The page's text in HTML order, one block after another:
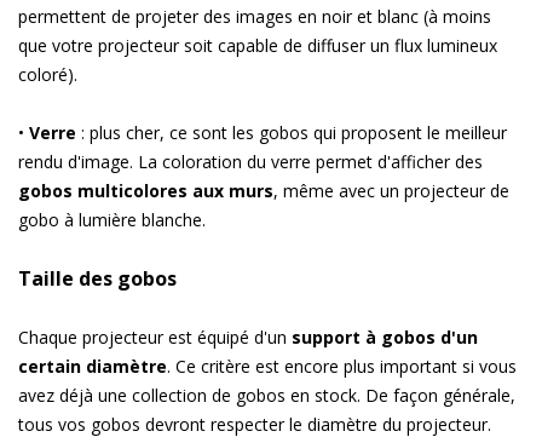
permettent de projeter des images en noir et blanc (à moins
que votre projecteur soit capable de diffuser un flux lumineux
coloré).
• Verre : plus cher, ce sont les gobos qui proposent le meilleur
rendu d'image. La coloration du verre permet d'afficher des
gobos multicolores aux murs, même avec un projecteur de
gobo à lumière blanche.
Taille des gobos
Chaque projecteur est équipé d'un support à gobos d'un
certain diamètre. Ce critère est encore plus important si vous
avez déjà une collection de gobos en stock. De façon générale,
tous vos gobos devront respecter le diamètre du projecteur.